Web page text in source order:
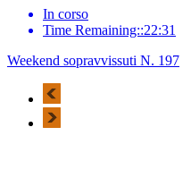
In corso
Time Remaining::22:31
Weekend sopravvissuti N. 197